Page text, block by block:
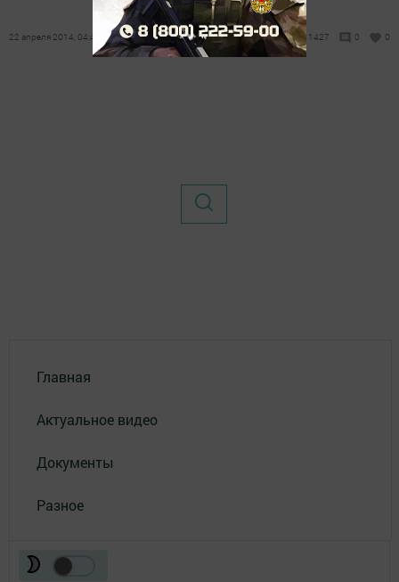
22 апреля 2014, 04:43 1427 0 0
Главная
Актуальное видео
Документы
Разное